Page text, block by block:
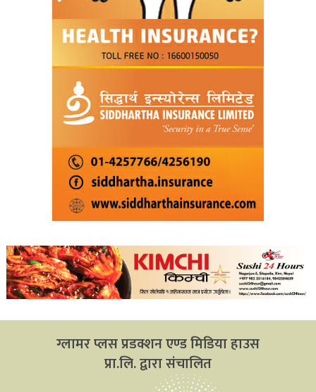
ग्लामर प्लस प्रडक्शन एण्ड मिडिया हाउस
प्रा.लि. द्वारा संचालित